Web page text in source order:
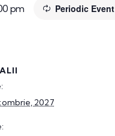
pm Periodic Event
2027